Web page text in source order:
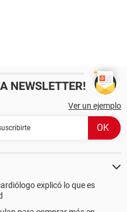
NEWSLETTER!
Ver un ejemplo
explicó lo que es